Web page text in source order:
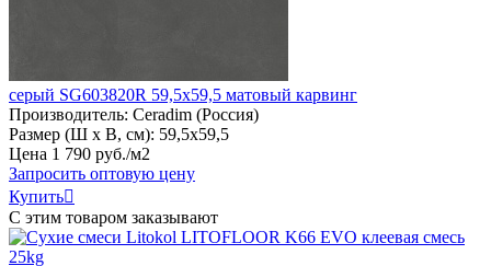
серый SG603820R 59,5х59,5 матовый карвинг
Производитель: Ceradim (Россия)
Размер (Ш х В, см): 59,5х59,5
Цена 1 790 руб./м2
Запросить оптовую цену
Купить
С этим товаром заказывают